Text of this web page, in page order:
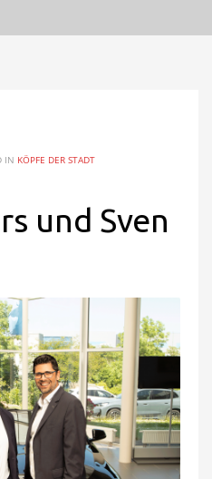
IN KÖPFE DER STADT
und Sven